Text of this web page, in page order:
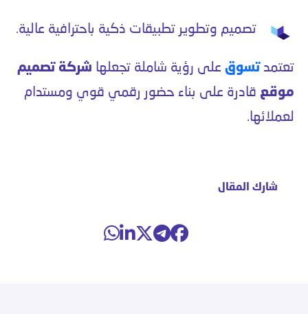
تصميم وتطوير تطبيقات ذكية باحترافية عالية.
تعتمدتسوق على رؤية شاملة تجعلها شركة تصميم
موقع قادرة على بناء حضور رقمي قوي ومستدام
لعملائها.
شارك المقال